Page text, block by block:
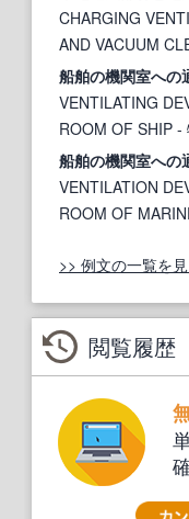
CHARGING
AND VACUUM
船舶の機関室への
VENTILATING
ROOM OF SHIP -
船舶の機関室への
VENTILATION
ROOM OF
>> 例文の一覧を
閲覧履歴